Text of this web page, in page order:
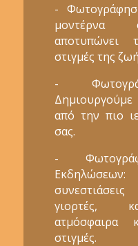
-
μοντέρνα
αποτυπώνει
στιγμές της
-
από την πιο
σας.
-
Εκδηλώσεων:
γιορτές,
ατμόσφαιρα
στιγμές.